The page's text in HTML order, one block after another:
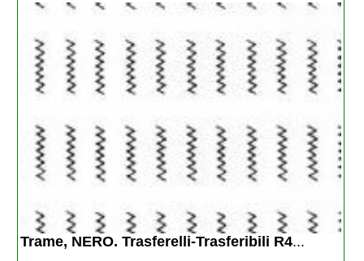
Trame, NERO. Trasferelli-Trasferibili R4...